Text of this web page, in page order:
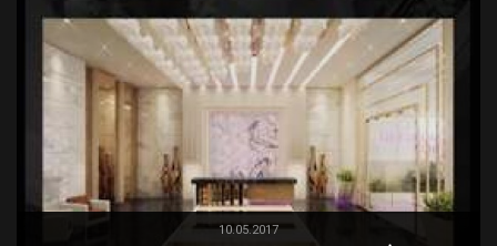
10.05.2017